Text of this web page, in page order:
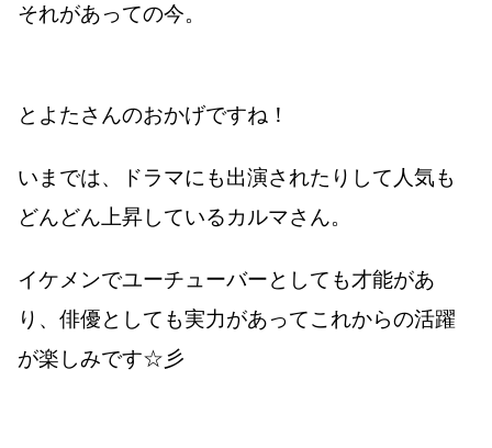
それがあっての今。
とよたさんのおかげですね！
いまでは、ドラマにも出演されたりして人気も
どんどん上昇しているカルマさん。
イケメンでユーチューバーとしても才能があ
り、俳優としても実力があってこれからの活躍
が楽しみです☆彡